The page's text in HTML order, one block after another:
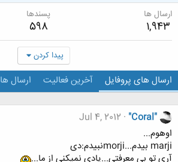
ارسال ها
1,943
پسندها
598
پیدا کردن
ارسال های پروفایل آخرین فعالیت ارسال ها
"Coral"
Jul 4, 2012
اوهوم...
marji بیدم...morjiنبیدم:دی
آری تو بی معرفتی...یادی نمیکنی از ما...